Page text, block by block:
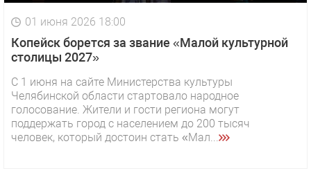
01 июня 2026 18:00
Копейск борется за звание «Малой культурной
столицы 2027»
С 1 июня на сайте Министерства культуры
Челябинской области стартовало народное
голосование. Жители и гости региона могут
поддержать город с населением до 200 тысяч
человек, который достоин стать «Мал...